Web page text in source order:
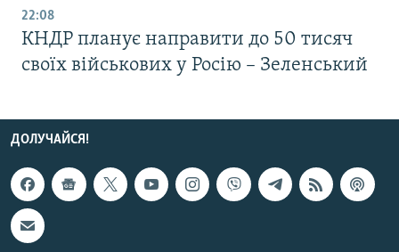
22:08
КНДР планує направити до 50 тисяч
своїх військових у Росію – Зеленський
ДОЛУЧАЙСЯ!